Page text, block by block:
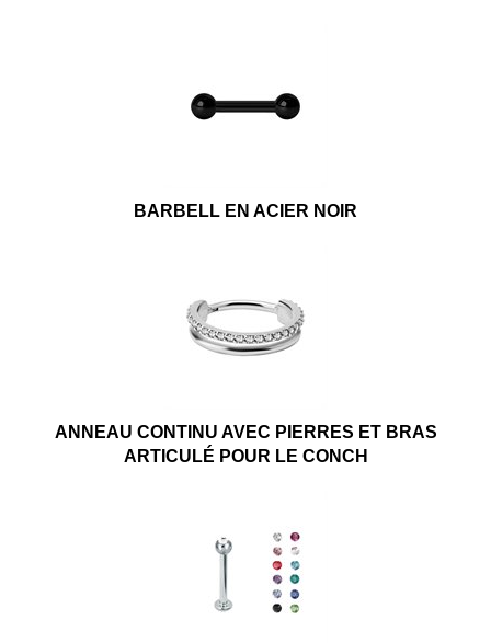
BARBELL EN ACIER NOIR
ANNEAU CONTINU AVEC PIERRES ET BRAS
ARTICULÉ POUR LE CONCH